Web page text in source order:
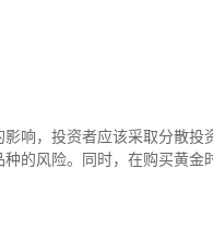
响，投资者应该采取分散
的风险。同时，在购买黄